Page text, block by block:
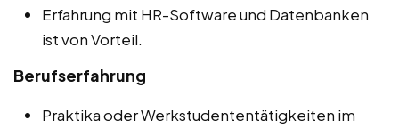
Erfahrung mit HR-Software und Datenbanken
ist von Vorteil.
Berufserfahrung
Praktika oder Werkstudententätigkeiten im